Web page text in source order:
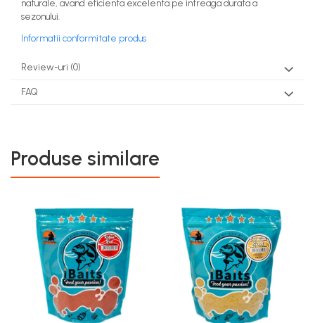
naturale, avand eficienta excelenta pe intreaga durata a
sezonului.
Informatii conformitate produs
Review-uri (0)
FAQ
Produse similare